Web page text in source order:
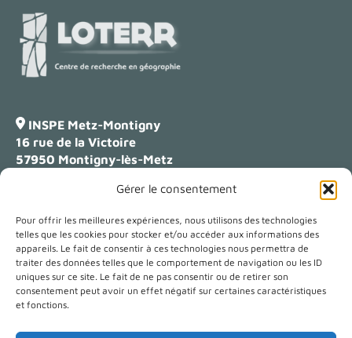
Gérer le consentement
Pour offrir les meilleures expériences, nous utilisons des technologies
telles que les cookies pour stocker et/ou accéder aux informations des
appareils. Le fait de consentir à ces technologies nous permettra de
traiter des données telles que le comportement de navigation ou les ID
uniques sur ce site. Le fait de ne pas consentir ou de retirer son
consentement peut avoir un effet négatif sur certaines caractéristiques
et fonctions.
INSPE Metz-Montigny
16 rue de la Victoire
57950 Montigny-lès-Metz
Campus Lettres
54000 Nancy
contact-loterr@univ-lorraine.fr